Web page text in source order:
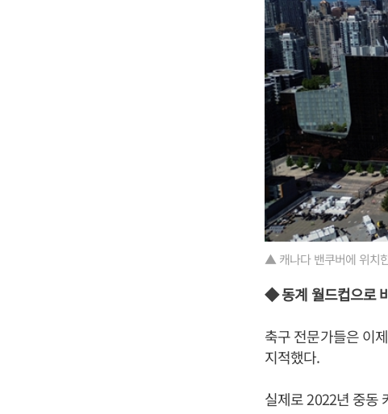
▲ 캐나다 밴쿠버에 위치
◆ 동계 월드컵으로
축구 전문가들은 이
지적했다.
실제로 2022년 중동